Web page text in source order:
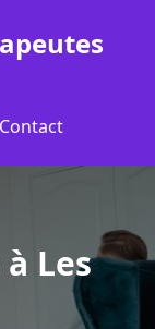
Contact
Les